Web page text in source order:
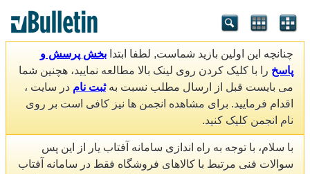
چنانچه این اولین بازید شماست, لطفا ابتدا بخش پرسش و
پاسخ را با کلیک کردن روی لینک بالا مطالعه نمایید، هچنین شما
می بایست قبل از ارسال مطلب نسبت بهثبت نام در سایت ،
اقدام فرمایید. برای مشاهده انجمن ها نیز کافی است بر روی
نام انجمن کلیک کنید.
با سلام، با توجه به راه اندازی سامانه آفتاب یار از این پس
سوالات فنی مرتبط با کالاهای فروشگاه فقط در سامانه آفتاب